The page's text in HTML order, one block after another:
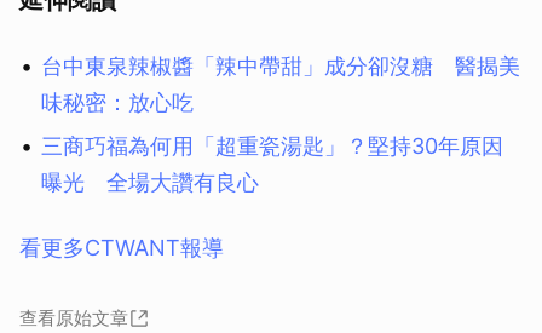
台中東泉辣椒醬「辣中帶甜」成分卻沒糖 醫揭美
味秘密：放心吃
三商巧福為何用「超重瓷湯匙」？堅持30年原因
曝光 全場大讚有良心
看更多CTWANT報導
查看原始文章